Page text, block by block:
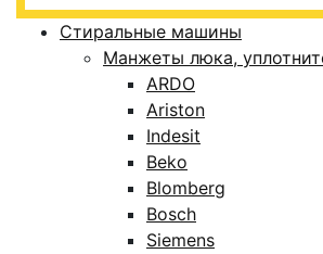
Стиральные машины
Манжеты люка,
ARDO
Ariston
Indesit
Beko
Blomberg
Bosch
Siemens